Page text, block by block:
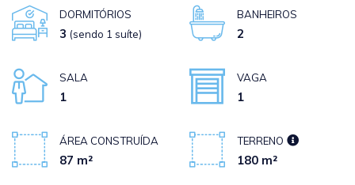
DORMITÓRIOS
3 (sendo 1 suíte)
BANHEIROS
2
SALA
1
VAGA
1
ÁREA CONSTRUÍDA
87 m²
TERRENO
180 m²